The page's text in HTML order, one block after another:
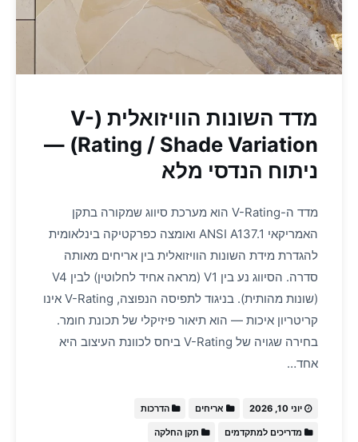
מדד השונות הוויזואלית (V-
Rating / Shade Variation) —
ניתוח הנדסי מלא
מדד ה-V-Rating הוא מערכת סיווג שמקורה בתקן
האמריקאי ANSI A137.1 ואומצה כפרקטיקה בינלאומית
להגדרת מידת השונות הוויזואלית בין אריחים מאותה
סדרה. הסיווג נע בין V1 (מראה אחיד לחלוטין) לבין V4
(שונות מהותית). בניגוד לתפיסה הנפוצה, V-Rating אינו
קריטריון איכות — הוא תיאור פיזיקלי של תכונת חומר.
בחירה שגויה של V-Rating ביחס לכוונת העיצוב היא
אחד…
יוני 10, 2026 אריחים הדרכות
מדריכים למתקדמים תקן החלקה